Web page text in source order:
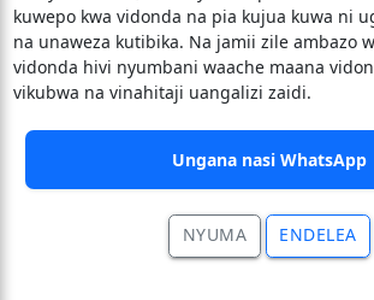
kuwepo kwa vidonda na pia kujua kuwa ni
na unaweza kutibika. Na jamii zile ambazo
vidonda hivi nyumbani waache maana
vikubwa na vinahitaji uangalizi zaidi.
Ungana nasi WhatsApp
NYUMA ENDELEA